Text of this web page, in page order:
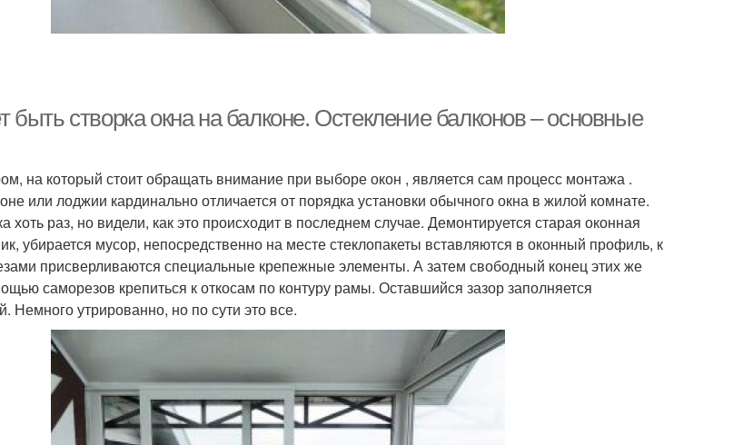
быть створка окна на балконе. Остекление балконов – основные
на который стоит обращать внимание при выборе окон , является сам процесс монтажа .
или лоджии кардинально отличается от порядка установки обычного окна в жилой комнате.
хоть раз, но видели, как это происходит в последнем случае. Демонтируется старая оконная
убирается мусор, непосредственно на месте стеклопакеты вставляются в оконный профиль, к
присверливаются специальные крепежные элементы. А затем свободный конец этих же
саморезов крепиться к откосам по контуру рамы. Оставшийся зазор заполняется
Немного утрированно, но по сути это все.